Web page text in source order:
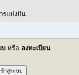
บ หรือ ลงทะเบียน